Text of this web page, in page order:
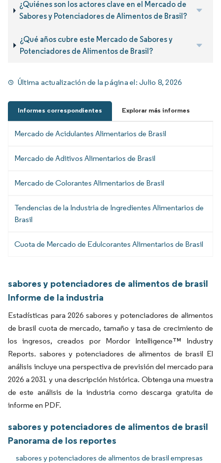
¿Quiénes son los actores clave en el Mercado de
Sabores y Potenciadores de Alimentos de Brasil?
¿Qué años cubre este Mercado de Sabores y
Potenciadores de Alimentos de Brasil?
Última actualización de la página el:Julio 8, 2026
Informes correspondientes Explorar más informes
Mercado de Acidulantes Alimentarios de Brasil
Mercado de Aditivos Alimentarios de Brasil
Mercado de Colorantes Alimentarios de Brasil
Tendencias de la Industria de Ingredientes Alimentarios de
Brasil
Cuota de Mercado de Edulcorantes Alimentarios de Brasil
sabores y potenciadores de alimentos de brasil
Informe de la industria
Estadísticas para 2026 sabores y potenciadores de alimentos
de brasil cuota de mercado, tamaño y tasa de crecimiento de
los ingresos, creados por Mordor Intelligence™ Industry
Reports. sabores y potenciadores de alimentos de brasil El
análisis incluye una perspectiva de previsión del mercado para
2026 a 2031 y una descripción histórica. Obtenga una muestra
de este análisis de la industria como descarga gratuita de
informe en PDF.
sabores y potenciadores de alimentos de brasil
Panorama de los reportes
sabores y potenciadores de alimentos de brasil empresas